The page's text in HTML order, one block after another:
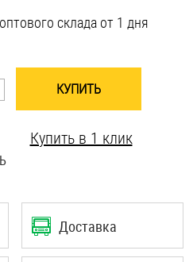
склада от 1 дня
КУПИТЬ
Купить в 1 клик
Доставка